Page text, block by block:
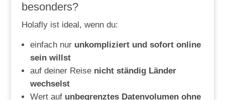
besonders?
Holafly ist ideal, wenn du:
einfach nur unkompliziert und sofort online
sein willst
auf deiner Reise nicht ständig Länder
wechselst
Wert auf unbegrenztes Datenvolumen ohne